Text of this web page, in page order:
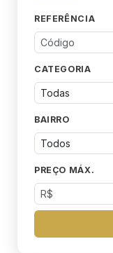
REFERÊNCIA
CATEGORIA
BAIRRO
PREÇO MÁX.